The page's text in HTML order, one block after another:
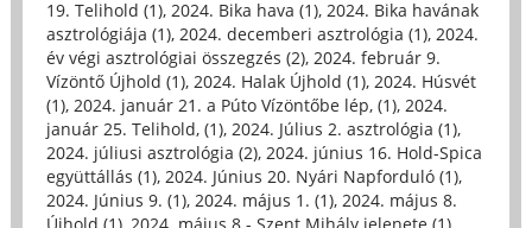
19. Telihold (1), 2024. Bika hava (1), 2024. Bika havának
asztrológiája (1), 2024. decemberi asztrológia (1), 2024.
év végi asztrológiai összegzés (2), 2024. február 9.
Vízöntő Újhold (1), 2024. Halak Újhold (1), 2024. Húsvét
(1), 2024. január 21. a Púto Vízöntőbe lép, (1), 2024.
január 25. Telihold, (1), 2024. Július 2. asztrológia (1),
2024. júliusi asztrológia (2), 2024. június 16. Hold-Spica
együttállás (1), 2024. Június 20. Nyári Napforduló (1),
2024. Június 9. (1), 2024. május 1. (1), 2024. május 8.